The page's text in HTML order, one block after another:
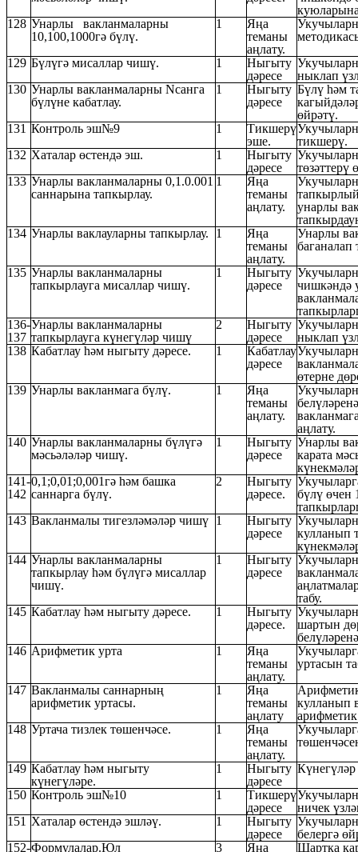
128 Унарлы вакланмаларны
10,100,1000гә бүлү.
1
Яңа
теманы
аңлату.
129 Бүлүгә мисаллар чишү. 1
Ныгыту
дәресе
ныклап
130 Унарлы вакланмаларны Nсанга
бүлүне кабатлау.
1
Ныгыту
дәресе
Бүлү һәм
өйрәтү.
131 Контроль эш№9 1
Тикшерү
эше.
тикшерү.
132 Хаталар өстендә эш. 1
Ныгыту
дәресе
төзәттерү
133 Унарлы вакланмаларны 0,1.0.001
саннарына тапкырлау.
1
Яңа
теманы
аңлату.
унарлы
134 Унарлы ваклауларны тапкырлау. 1
Яңа
теманы
аңлату.
Унарлы
баганалап
135 Унарлы вакланмаларны
тапкырлауга мисаллар чишү.
1
Ныгыту
дәресе
чишкәндә
136-
137
Унарлы вакланмаларны
тапкырлауга күнегүләр чишү
2
Ныгыту
дәресе
ныклап
138 Кабатлау һәм ныгыту дәресе. 1
Кабатлау
дәресе
өтерне
139 Унарлы вакланмага бүлү. 1
Яңа
теманы
аңлату.
аңлату.
140 Унарлы вакланмаларны бүлүгә
мәсьәләләр чишү.
1
Ныгыту
дәресе
Унарлы
карата
141-
142
0,1;0,01;0,001гә һәм башка
саннарга бүлү.
2
Ныгыту
дәресе.
бүлү өчен
143 Вакланмалы тигезләмәләр чишү 1
Ныгыту
дәресе
кулланып
144 Унарлы вакланмаларны
тапкырлау һәм бүлүгә мисаллар
чишү.
1
Ныгыту
дәресе
табу.
145 Кабатлау һәм ныгыту дәресе. 1
Ныгыту
дәресе.
шартын
146 Арифметик урта 1
Яңа
теманы
аңлату.
уртасын
147 Вакланмалы саннарның
арифметик уртасы.
1
Яңа
теманы
аңлату
кулланып
арифметик
148 Уртача тизлек төшенчәсе. 1
Яңа
теманы
аңлату.
149 Кабатлау һәм ныгыту
күнегүләре.
1
Ныгыту
дәресе
Күнегүләр
150 Контроль эш№10 1
Тикшерү
дәресе
ничек
151 Хаталар өстендә эшләү. 1
Ныгыту
дәресе
белергә
152-Формулалар.Юл
3
Яңа
Шартка